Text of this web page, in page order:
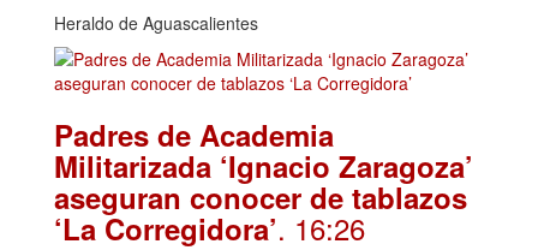
Heraldo de Aguascalientes
Padres de Academia
Militarizada ‘Ignacio Zaragoza’
aseguran conocer de tablazos
‘La Corregidora’. 16:26